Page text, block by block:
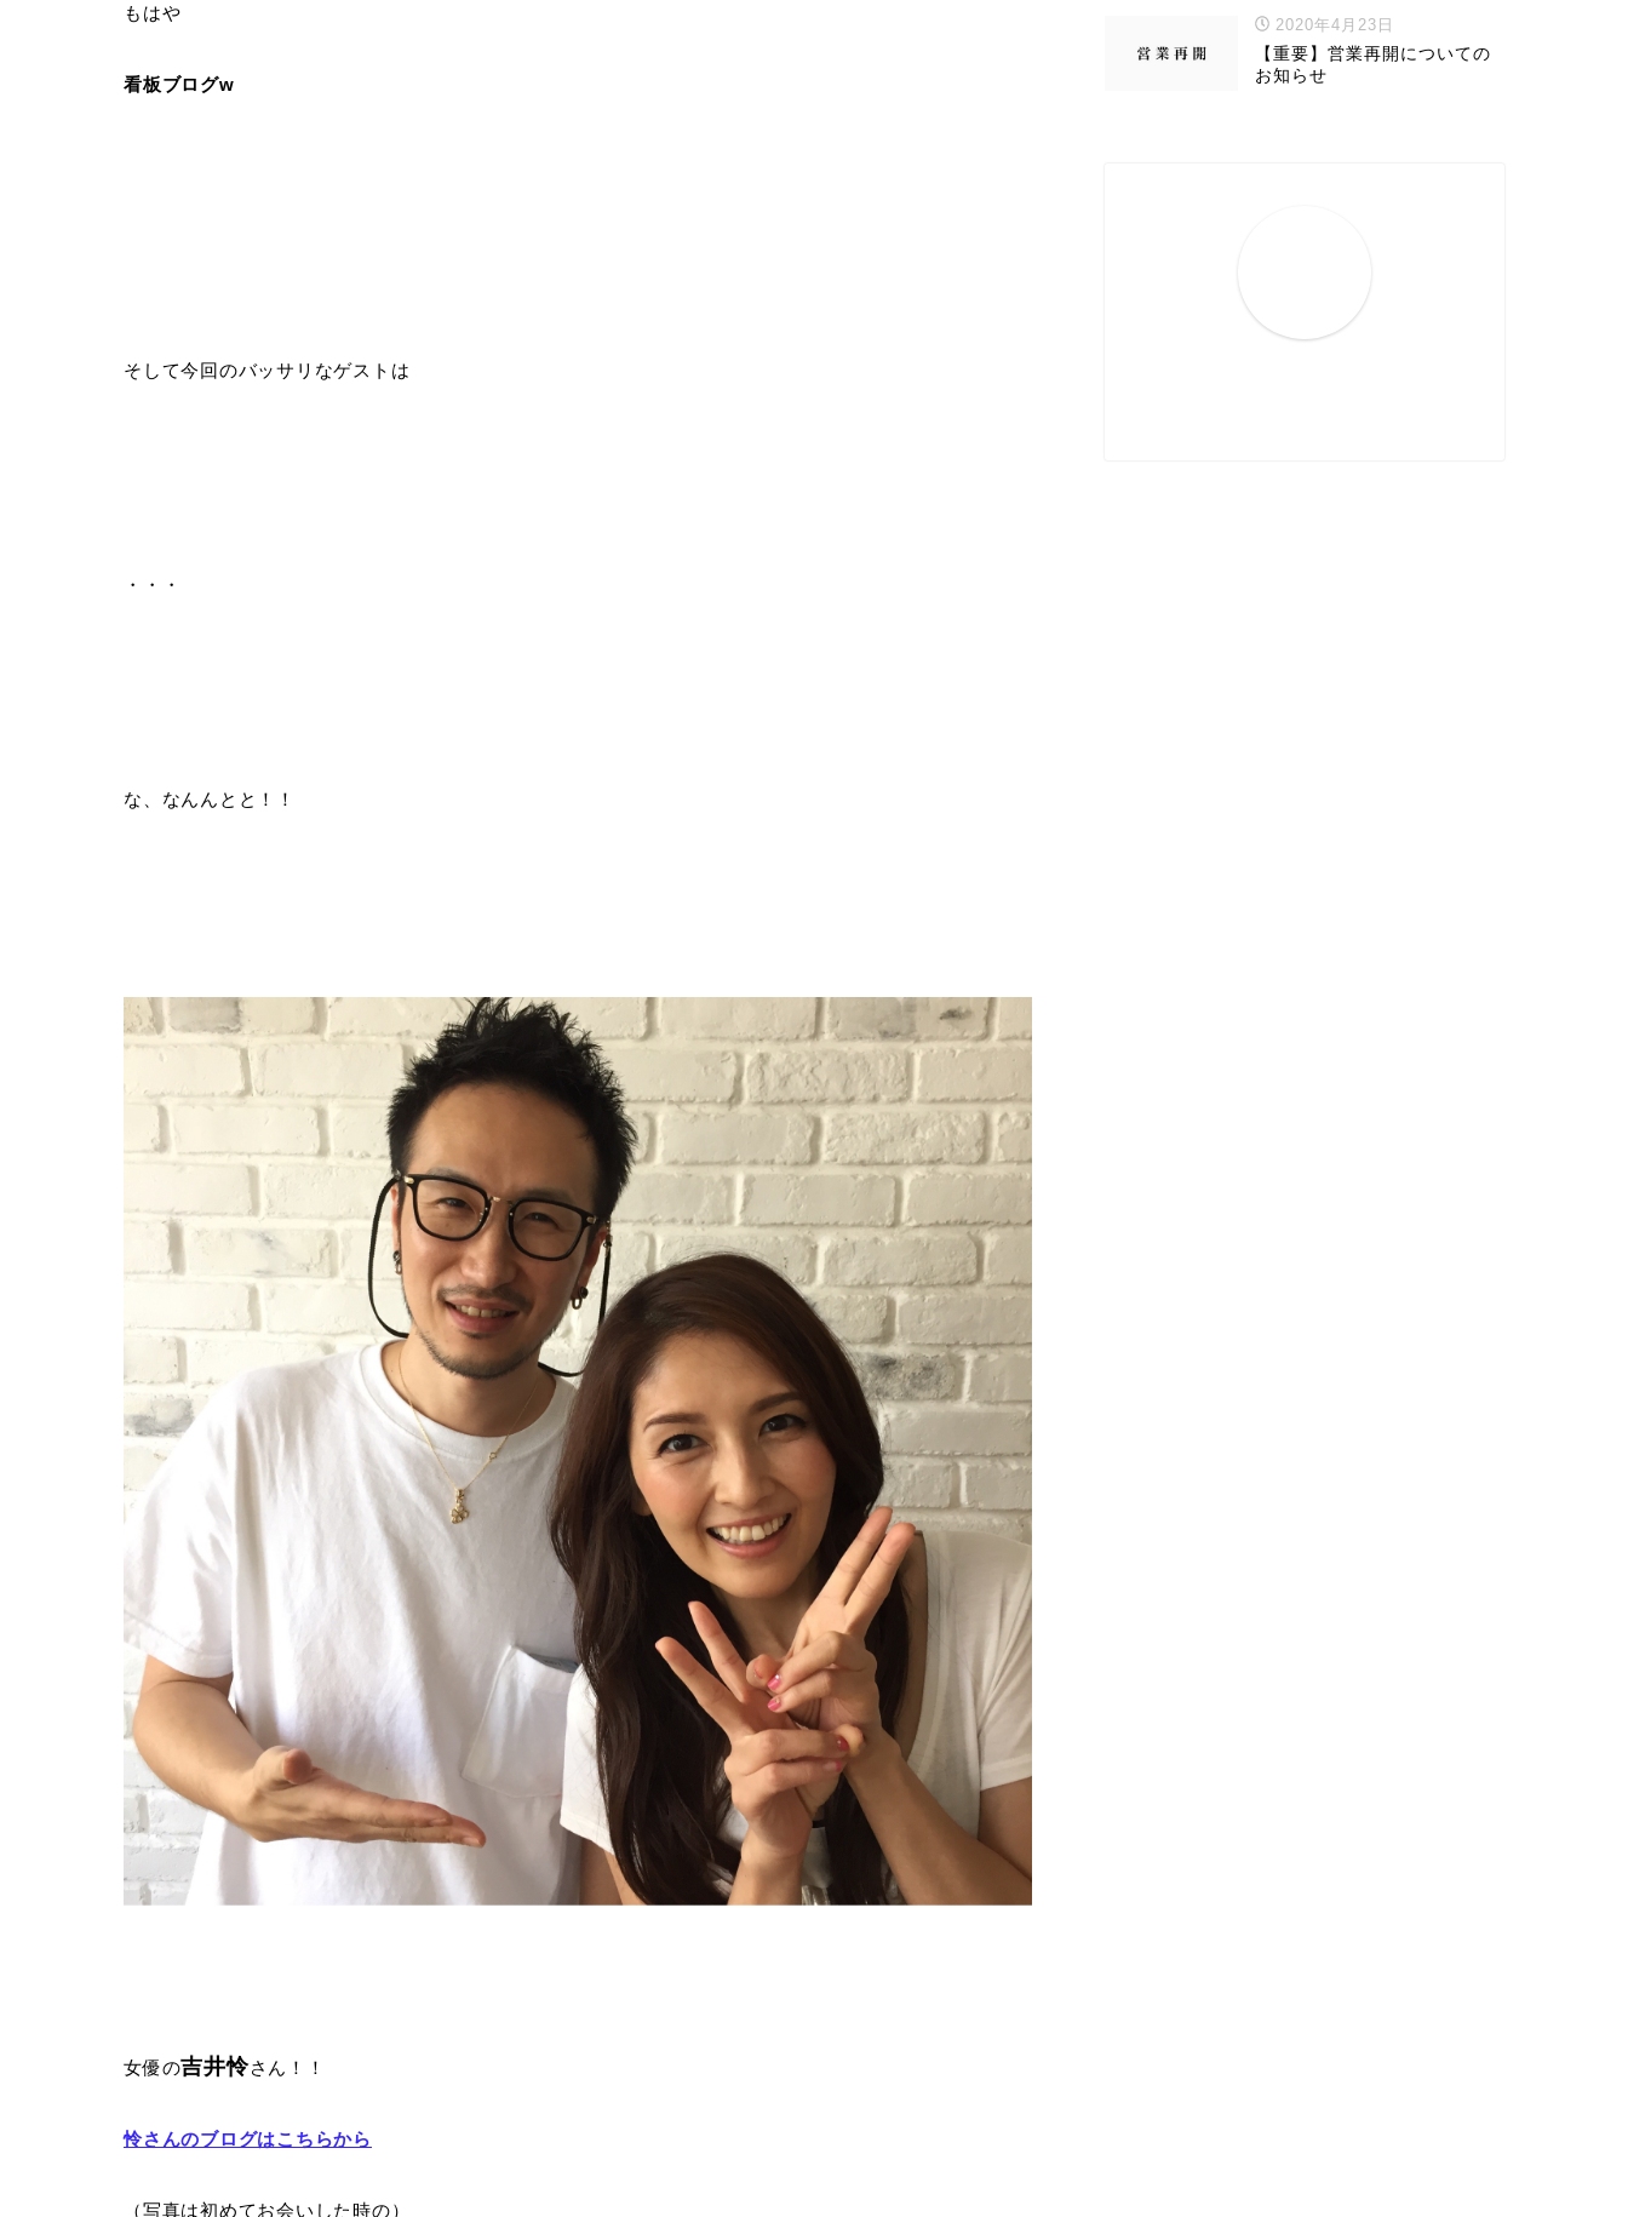
もはや
看板ブログw
そして今回のバッサリなゲストは
・・・
な、なんんとと！！
女優の吉井怜さん！！
怜さんのブログはこちらから
（写真は初めてお会いした時の）
2020年4月23日
【重要】営業再開についての
お知らせ